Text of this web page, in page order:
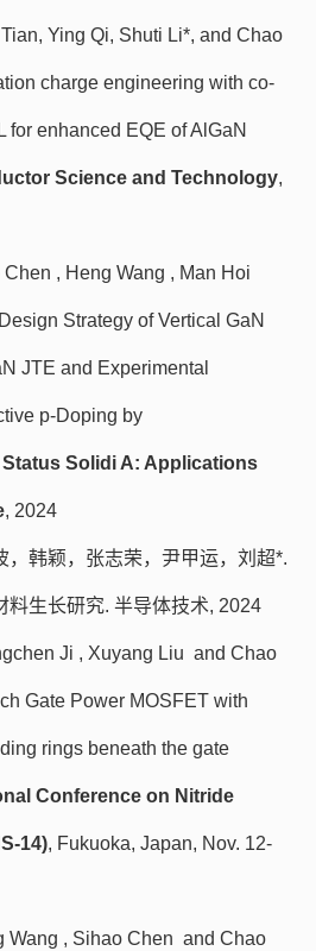
Ying Qi, Shuti Li*, and Chao
charge engineering with co-
for enhanced EQE of AlGaN
Science and Technology,
, Heng Wang , Man Hoi
Strategy of Vertical GaN
JTE and Experimental
p-Doping by
Status Solidi A: Applications
, 2024
，韩颖，张志荣，尹甲运，刘超*.
料生长研究. 半导体技术, 2024
Ji , Xuyang Liu and Chao
Gate Power MOSFET with
rings beneath the gate
Conference on Nitride
14), Fukuoka, Japan, Nov. 12-
Wang , Sihao Chen and Chao